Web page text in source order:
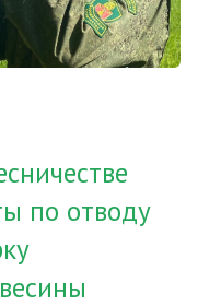
по отводу